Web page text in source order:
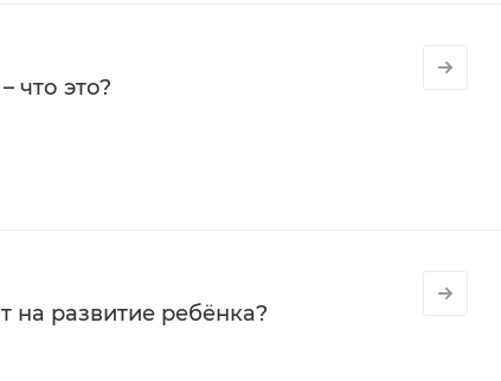
что это?
на развитие ребёнка?